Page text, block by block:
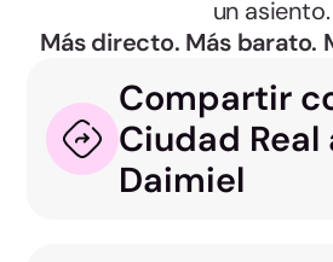
un asiento.
Más directo. Más barato.
Compartir
Ciudad Real
Daimiel